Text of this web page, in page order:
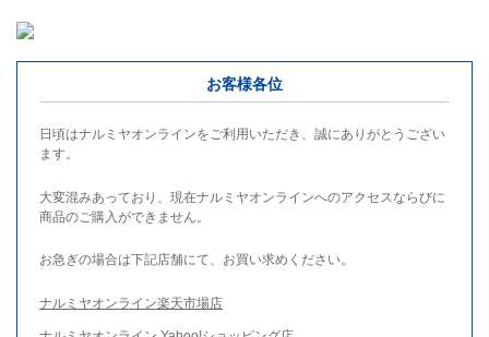
お客様各位
日頃はナルミヤオンラインをご利用いただき、誠にありがとうござい
ます。
大変混みあっており、現在ナルミヤオンラインへのアクセスならびに
商品のご購入ができません。
お急ぎの場合は下記店舗にて、お買い求めください。
ナルミヤオンライン楽天市場店